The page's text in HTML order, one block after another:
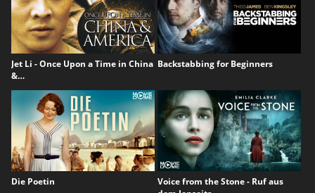
Jet Li - Once Upon a Time in China
&…
Backstabbing for Beginners
Die Poetin
Voice from the Stone - Ruf aus